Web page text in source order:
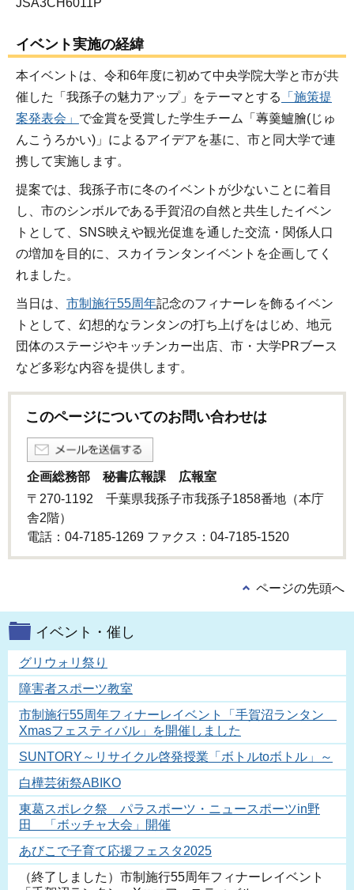
イベント実施の経緯
本イベントは、令和6年度に初めて中央学院大学と市が共
催した「我孫子の魅力アップ」をテーマとする
「施策提
案発表会」 で金賞を受賞した学生チーム「蓴羹鱸膾(じゅ
んこうろかい)」によるアイデアを基に、市と同大学で連
携して実施します。
提案では、我孫子市に冬のイベントが少ないことに着目
し、市のシンボルである手賀沼の自然と共生したイベン
トとして、SNS映えや観光促進を通した交流・関係人口
の増加を目的に、スカイランタンイベントを企画してく
れました。
当日は、 市制施行55周年記念のフィナーレを飾るイベン
トとして、幻想的なランタンの打ち上げをはじめ、地元
団体のステージやキッチンカー出店、市・大学PRブース
など多彩な内容を提供します。
このページについてのお問い合わせは
企画総務部 秘書広報課 広報室
〒270-1192 千葉県我孫子市我孫子1858番地（本庁
舎2階）
電話：04-7185-1269 ファクス：04-7185-1520
ページの先頭へ
イベント・催し
グリウォリ祭り
障害者スポーツ教室
市制施行55周年フィナーレイベント「手賀沼ランタン
Xmasフェスティバル」を開催しました
SUNTORY～リサイクル啓発授業「ボトルtoボトル」～
白樺芸術祭ABIKO
東葛スポレク祭 パラスポーツ・ニュースポーツin野
田 「ボッチャ大会」開催
あびこで子育て応援フェスタ2025
（終了しました）市制施行55周年フィナーレイベント